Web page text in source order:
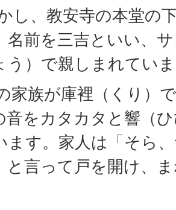
し、教安寺の本堂の
名前を三吉といい、
う）で親しまれてい
家族が庫裡（くり）
音をカタカタと響（
ます。家人は「そら
と言って戸を開け、